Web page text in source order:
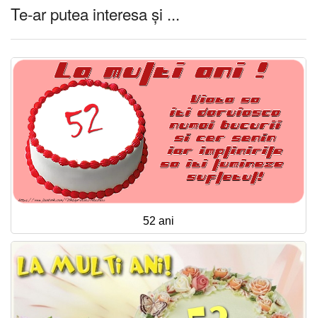
Te-ar putea interesa și ...
52 ani